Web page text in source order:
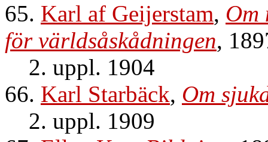
65. Karl af Geijerstam, Om
för världsåskådningen,
2. uppl. 1904
66. Karl Starbäck, Om
2. uppl. 1909